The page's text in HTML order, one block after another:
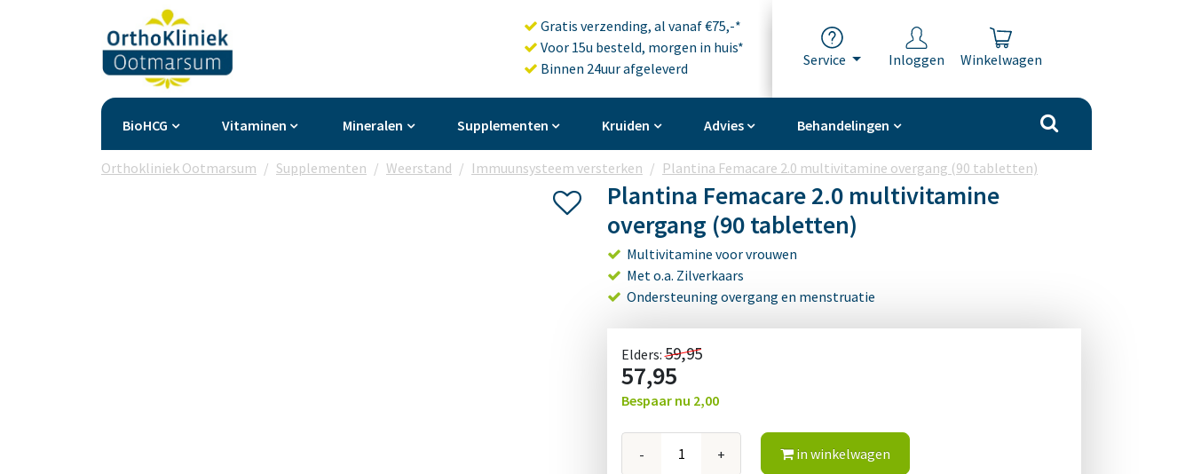
Service Inloggen Winkelwagen
Gratis verzending, al vanaf €75,-*
Voor 15u besteld, morgen in huis*
Binnen 24uur afgeleverd
BioHCG Vitaminen Mineralen Supplementen Kruiden Advies Behandelingen
Orthokliniek Ootmarsum Supplementen Weerstand Immuunsysteem versterken Plantina Femacare 2.0 multivitamine overgang (90 tabletten)
Plantina Femacare 2.0 multivitamine
overgang (90 tabletten)
Multivitamine voor vrouwen
Met o.a. Zilverkaars
Ondersteuning overgang en menstruatie
Elders:59,95
57,95
Bespaar nu 2,00
- + in winkelwagen